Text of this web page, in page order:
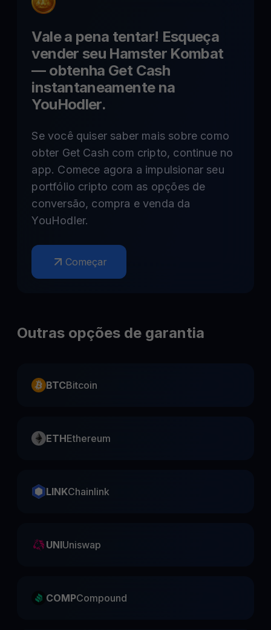
Vale a pena tentar! Esqueça
vender seu Hamster Kombat
— obtenha Get Cash
instantaneamente na
YouHodler.
Se você quiser saber mais sobre como
obter Get Cash com cripto, continue no
app. Comece agora a impulsionar seu
portfólio cripto com as opções de
conversão, compra e venda da
YouHodler.
Começar
Outras opções de garantia
BTCBitcoin
ETHEthereum
LINKChainlink
UNIUniswap
COMPCompound